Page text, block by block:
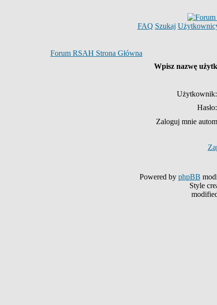
FAQ Szukaj
Forum RSAH Strona Główna
Wpisz nazwę
Użytkownik:
Hasło:
Zaloguj mnie
Powered by phpBB
Style